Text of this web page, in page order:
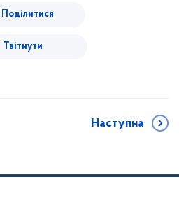
Поділитися
Твітнути
Наступна